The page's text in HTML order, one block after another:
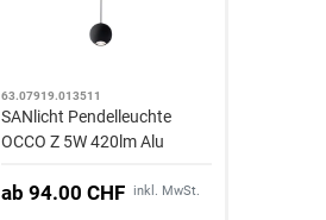
63.07919.013511
SANlicht Pendelleuchte
OCCO Z 5W 420lm Alu
ab 94.00 CHF inkl. MwSt.